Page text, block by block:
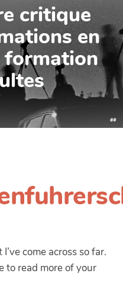
critique
en
formation
come across so far.
to read more of your